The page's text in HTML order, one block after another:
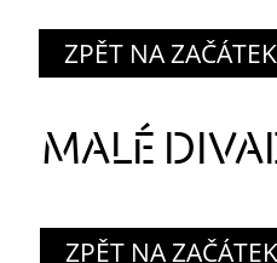
ZPĚT NA ZAČÁTEK
MALÉ
ZPĚT NA ZAČÁTEK